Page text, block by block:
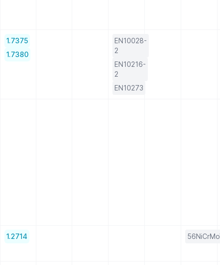
1.7375
1.7380
EN10028-
2
EN10216-
2
EN10273
1.2714